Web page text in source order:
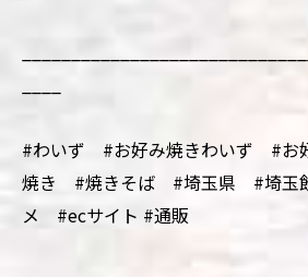
#わいず #お好み焼きわいず #お
焼き #焼きそば #埼玉県 #埼玉
メ #ecサイト #通販